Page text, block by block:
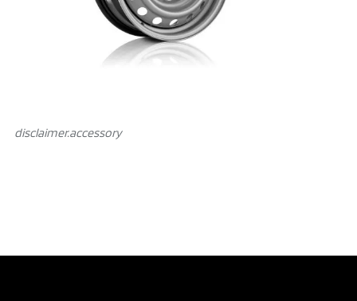
disclaimer.аccessory